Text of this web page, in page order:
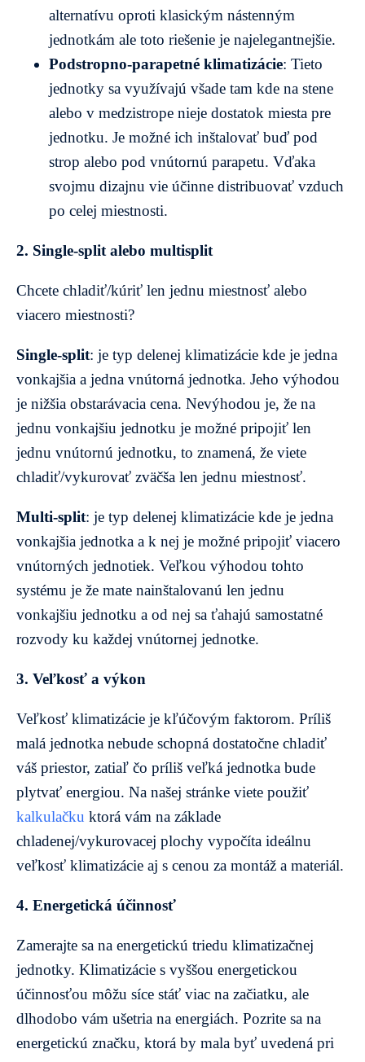
alternatívu oproti klasickým nástenným
jednotkám ale toto riešenie je najelegantnejšie.
Podstropno-parapetné klimatizácie: Tieto
jednotky sa využívajú všade tam kde na stene
alebo v medzistrope nieje dostatok miesta pre
jednotku. Je možné ich inštalovať buď pod
strop alebo pod vnútornú parapetu. Vďaka
svojmu dizajnu vie účinne distribuovať vzduch
po celej miestnosti.
2. Single-split alebo multisplit
Chcete chladiť/kúriť len jednu miestnosť alebo
viacero miestnosti?
Single-split: je typ delenej klimatizácie kde je jedna
vonkajšia a jedna vnútorná jednotka. Jeho výhodou
je nižšia obstarávacia cena. Nevýhodou je, že na
jednu vonkajšiu jednotku je možné pripojiť len
jednu vnútornú jednotku, to znamená, že viete
chladiť/vykurovať zväčša len jednu miestnosť.
Multi-split: je typ delenej klimatizácie kde je jedna
vonkajšia jednotka a k nej je možné pripojiť viacero
vnútorných jednotiek. Veľkou výhodou tohto
systému je že mate nainštalovanú len jednu
vonkajšiu jednotku a od nej sa ťahajú samostatné
rozvody ku každej vnútornej jednotke.
3. Veľkosť a výkon
Veľkosť klimatizácie je kľúčovým faktorom. Príliš
malá jednotka nebude schopná dostatočne chladiť
váš priestor, zatiaľ čo príliš veľká jednotka bude
plytvať energiou. Na našej stránke viete použiť
kalkulačku ktorá vám na základe
chladenej/vykurovacej plochy vypočíta ideálnu
veľkosť klimatizácie aj s cenou za montáž a materiál.
4. Energetická účinnosť
Zamerajte sa na energetickú triedu klimatizačnej
jednotky. Klimatizácie s vyššou energetickou
účinnosťou môžu síce stáť viac na začiatku, ale
dlhodobo vám ušetria na energiách. Pozrite sa na
energetickú značku, ktorá by mala byť uvedená pri